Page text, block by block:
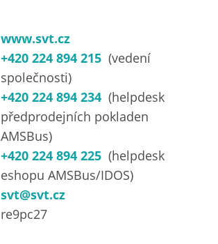
www.svt.cz
+420 224 894 215(vedení
společnosti)
+420 224 894 234(helpdesk
předprodejních pokladen
AMSBus)
+420 224 894 225(helpdesk
eshopu AMSBus/IDOS)
svt@svt.cz
re9pc27